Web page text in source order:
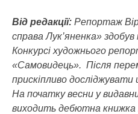
Від редакції: Репортаж
справа Лук’яненка»
Конкурсі художнього
«Самовидець». Після
прискіпливо
На початку весни у
виходить дебютна книжка